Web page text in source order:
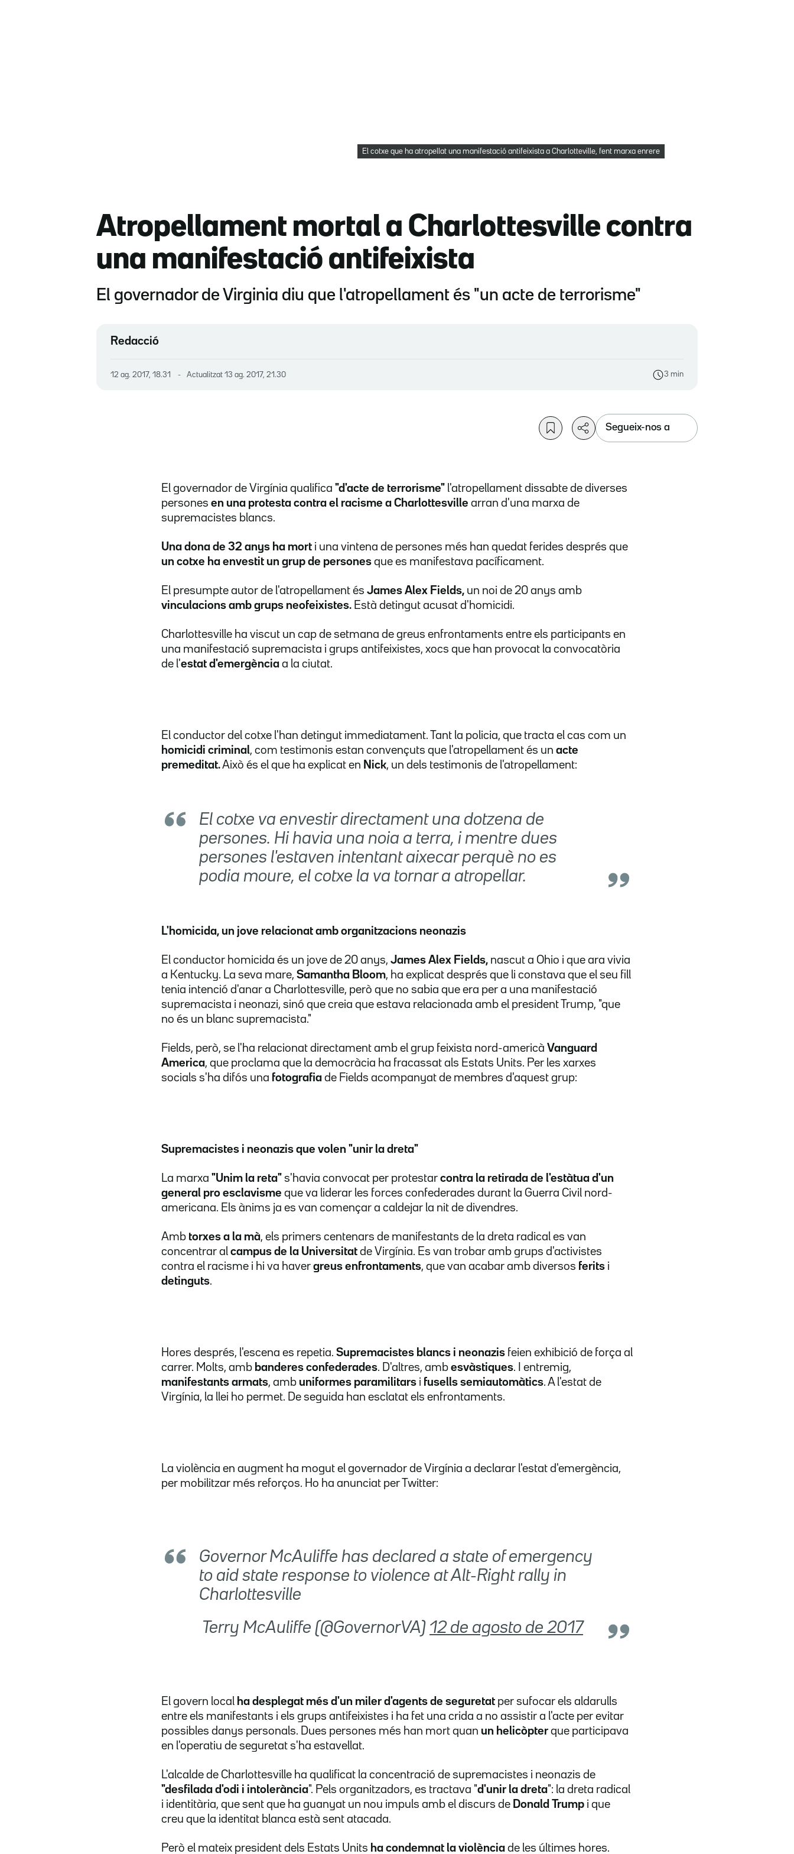
El cotxe que ha atropellat una manifestació antifeixista a Charlotteville, fent marxa enrere
Atropellament mortal a Charlottesville contra
una manifestació antifeixista
El governador de Virginia diu que l'atropellament és "un acte de terrorisme"
Redacció
12 ag. 2017, 18.31 Actualitzat 13 ag. 2017, 21.30 3 min
Segueix-nos a
El governador de Virgínia qualifica "d'acte de terrorisme" l'atropellament dissabte de diverses
persones en una protesta contra el racisme a Charlottesville arran d'una marxa de
supremacistes blancs.
Una dona de 32 anys ha mort i una vintena de persones més han quedat ferides després que
un cotxe ha envestit un grup de persones que es manifestava pacíficament.
El presumpte autor de l'atropellament és James Alex Fields, un noi de 20 anys amb
vinculacions amb grups neofeixistes. Està detingut acusat d'homicidi.
Charlottesville ha viscut un cap de setmana de greus enfrontaments entre els participants en
una manifestació supremacista i grups antifeixistes, xocs que han provocat la convocatòria
de l'estat d'emergència a la ciutat.
El conductor del cotxe l'han detingut immediatament. Tant la policia, que tracta el cas com un
homicidi criminal, com testimonis estan convençuts que l'atropellament és un acte
premeditat.Això és el que ha explicat en Nick, un dels testimonis de l'atropellament:
El cotxe va envestir directament una dotzena de
persones. Hi havia una noia a terra, i mentre dues
persones l'estaven intentant aixecar perquè no es
podia moure, el cotxe la va tornar a atropellar.
L'homicida, un jove relacionat amb organitzacions neonazis
El conductor homicida és un jove de 20 anys, James Alex Fields, nascut a Ohio i que ara vivia
a Kentucky. La seva mare, Samantha Bloom, ha explicat després que li constava que el seu fill
tenia intenció d'anar a Charlottesville, però que no sabia que era per a una manifestació
supremacista i neonazi, sinó que creia que estava relacionada amb el president Trump, "que
no és un blanc supremacista."
Fields, però, se l'ha relacionat directament amb el grup feixista nord-americà Vanguard
America, que proclama que la democràcia ha fracassat als Estats Units. Per les xarxes
socials s'ha difós una fotografia de Fields acompanyat de membres d'aquest grup:
Supremacistes i neonazis que volen "unir la dreta"
La marxa "Unim la reta" s'havia convocat per protestar contra la retirada de l'estàtua d'un
general pro esclavisme que va liderar les forces confederades durant la Guerra Civil nord-
americana. Els ànims ja es van començar a caldejar la nit de divendres.
Amb torxes a la mà, els primers centenars de manifestants de la dreta radical es van
concentrar al campus de la Universitat de Virgínia. Es van trobar amb grups d'activistes
contra el racisme i hi va haver greus enfrontaments, que van acabar amb diversos ferits i
detinguts.
Hores després, l'escena es repetia. Supremacistes blancs i neonazis feien exhibició de força al
carrer. Molts, amb banderes confederades. D'altres, amb esvàstiques. I entremig,
manifestants armats, amb uniformes paramilitars i fusells semiautomàtics. A l'estat de
Virgínia, la llei ho permet. De seguida han esclatat els enfrontaments.
La violència en augment ha mogut el governador de Virgínia a declarar l'estat d'emergència,
per mobilitzar més reforços. Ho ha anunciat per Twitter:
Governor McAuliffe has declared a state of emergency
to aid state response to violence at Alt-Right rally in
Charlottesville
 Terry McAuliffe (@GovernorVA) 12 de agosto de 2017
El govern local ha desplegat més d'un miler d'agents de seguretat per sufocar els aldarulls
entre els manifestants i els grups antifeixistes i ha fet una crida a no assistir a l'acte per evitar
possibles danys personals. Dues persones més han mort quan un helicòpter que participava
en l'operatiu de seguretat s'ha estavellat.
L'alcalde de Charlottesville ha qualificat la concentració de supremacistes i neonazis de
"desfilada d'odi i intolerància". Pels organitzadors, es tractava "d'unir la dreta": la dreta radical
i identitària, que sent que ha guanyat un nou impuls amb el discurs de Donald Trump i que
creu que la identitat blanca està sent atacada.
Però el mateix president dels Estats Units ha condemnat la violència de les últimes hores.